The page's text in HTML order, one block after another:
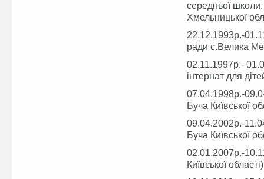
середньої
Хмельницької
22.12.1993р.-
ради с.Велика
02.11.1997р.-
інтернат для
07.04.1998р.-
Буча Київської
09.04.2002р.-
Буча Київської
02.01.2007р.-
Київської